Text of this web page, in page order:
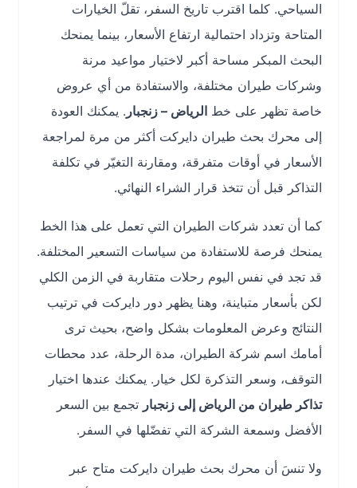
السياحي. كلما اقترب تاريخ السفر، تقلّ الخيارات
المتاحة وتزداد احتمالية ارتفاع الأسعار، بينما يمنحك
البحث المبكر مساحة أكبر لاختيار مواعيد مرنة
وشركات طيران مختلفة، والاستفادة من أي عروض
خاصة تظهر على خط الرياض – زنجبار . يمكنك العودة
إلى محرك بحث طيران دايركت أكثر من مرة لمراجعة
الأسعار في أوقات متفرقة، ومقارنة التغيّر في تكلفة
التذاكر قبل أن تتخذ قرار الشراء النهائي.
كما أن تعدد شركات الطيران التي تعمل على هذا الخط
يمنحك فرصة للاستفادة من سياسات التسعير المختلفة.
قد تجد في نفس اليوم رحلات متقاربة في الزمن الكلي
لكن بأسعار متباينة، وهنا يظهر دور دايركت في ترتيب
النتائج وعرض المعلومات بشكل واضح، بحيث ترى
أمامك اسم شركة الطيران، مدة الرحلة، عدد محطات
التوقف، وسعر التذكرة لكل خيار. يمكنك عندها اختيار
تذاكر طيران من الرياض إلى زنجبار تجمع بين السعر
الأفضل وسمعة الشركة التي تفضّلها في السفر.
ولا تنسَ أن محرك بحث طيران دايركت متاح عبر